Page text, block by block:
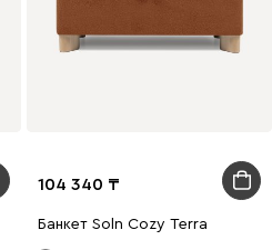
104 340
Банкет Soln Cozy Terra